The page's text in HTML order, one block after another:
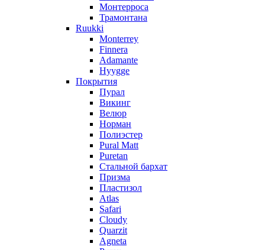
Монтерроса
Трамонтана
Ruukki
Monterrey
Finnera
Adamante
Hyygge
Покрытия
Пурал
Викинг
Велюр
Норман
Полиэстер
Pural Matt
Puretan
Стальной бархат
Призма
Пластизол
Atlas
Safari
Cloudy
Quarzit
Agneta